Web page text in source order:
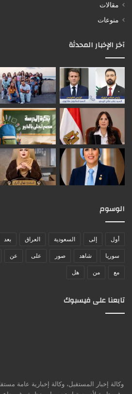
مقالات
منوعات
آخر الإخبار المحدثة
الوسوم
أول إلى السعودية العراق بعد
سوريا شاهد صور على عن
مع من هل
تابعنا على فيسبوك
وكالة إخبار المستقبل، وكالة إخبارية عامة